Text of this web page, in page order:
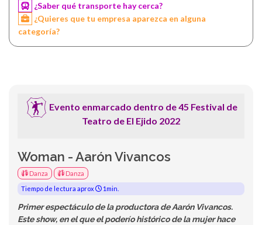
¿Saber qué transporte hay cerca?
¿Quieres que tu empresa aparezca en alguna
categoría?
Evento enmarcado dentro de 45 Festival de
Teatro de El Ejido 2022
Woman - Aarón Vivancos
Danza
Danza
Tiempo de lectura aprox
1min.
Primer espectáculo de la productora de Aarón Vivancos.
Este show, en el que el poderío histórico de la mujer hace